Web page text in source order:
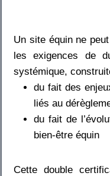
Un site équin ne
les exigences de
systémique,
du fait des
liés au
du fait de
bien-être équin
Cette double